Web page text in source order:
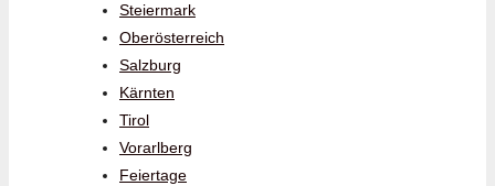
Steiermark
Oberösterreich
Salzburg
Kärnten
Tirol
Vorarlberg
Feiertage